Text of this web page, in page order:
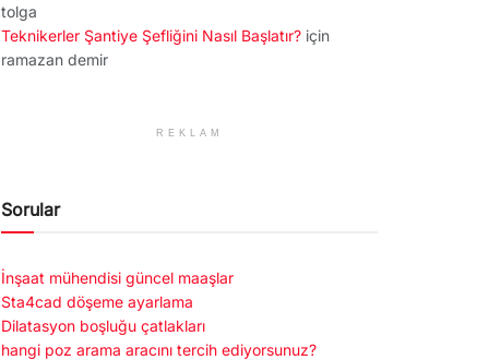
tolga
Teknikerler Şantiye Şefliğini Nasıl Başlatır? için
ramazan demir
REKLAM
Sorular
İnşaat mühendisi güncel maaşlar
Sta4cad döşeme ayarlama
Dilatasyon boşluğu çatlakları
hangi poz arama aracını tercih ediyorsunuz?